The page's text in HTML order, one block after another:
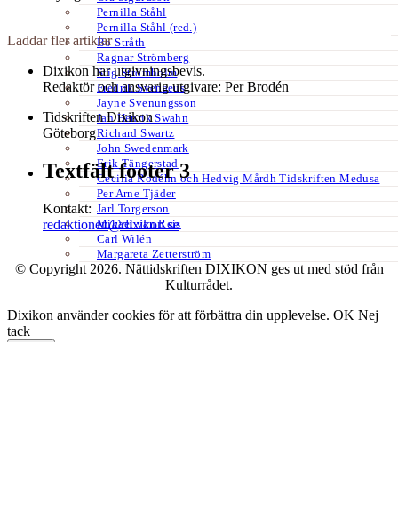
Pernilla Ståhl
Pernilla Ståhl (red.)
Bo Stråth
Ragnar Strömberg
Stig Strömholm
Fredrik Svenaeus
Jayne Svenungsson
Jan Henrik Swahn
Richard Swartz
John Swedenmark
Erik Tängerstad
Cecilia Rodéhn och Hedvig Mårdh Tidskriften Medusa
Per Arne Tjäder
Jarl Torgerson
Mikael van Reis
Carl Wilén
Margareta Zetterström
Laddar fler artiklar
Dixikon har utgivningsbevis.
Redaktör och ansvarig utgivare: Per Brodén
Tidskriften Dixikon
Göteborg
Textfält footer 3
Kontakt:
redaktionen@dixikon.se
© Copyright 2026. Nättidskriften DIXIKON ges ut med stöd från
Kulturrådet.
Dixikon använder cookies för att förbättra din upplevelse. OK Nej
tack